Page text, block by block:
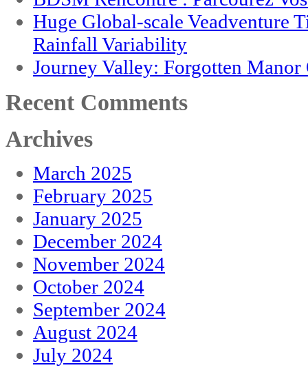
Huge Global-scale Veadventure
Rainfall Variability
Journey Valley: Forgotten
Recent Comments
Archives
March 2025
February 2025
January 2025
December 2024
November 2024
October 2024
September 2024
August 2024
July 2024